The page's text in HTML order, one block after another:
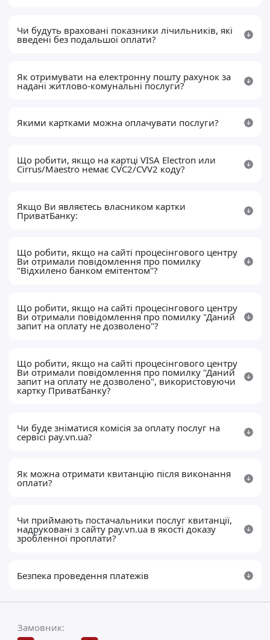
Чи будуть враховані показники лічильників, які
введені без подальшої оплати?
Як отримувати на електронну пошту рахунок за
надані житлово-комунальні послуги?
Якими картками можна оплачувати послуги?
Що робити, якщо на картці VISA Electron или
Cirrus/Maestro немає CVC2/CVV2 коду?
Якщо Ви являєтесь власником картки
ПриватБанку:
Що робити, якщо на сайті процесінгового центру
Ви отримали повідомлення про помилку
"Відхилено банком емітентом"?
Що робити, якщо на сайті процесінгового центру
Ви отримали повідомлення про помилку "Даний
запит на оплату не дозволено"?
Що робити, якщо на сайті процесінгового центру
Ви отримали повідомлення про помилку "Даний
запит на оплату не дозволено", використовуючи
картку ПриватБанку?
Чи буде зніматися комісія за оплату послуг на
сервісі pay.vn.ua?
Як можна отримати квитанцію після виконання
оплати?
Чи приймають постачальники послуг квитанції,
надруковані з сайту pay.vn.ua в якості доказу
зробленної проплати?
Безпека проведення платежів
Замовник: